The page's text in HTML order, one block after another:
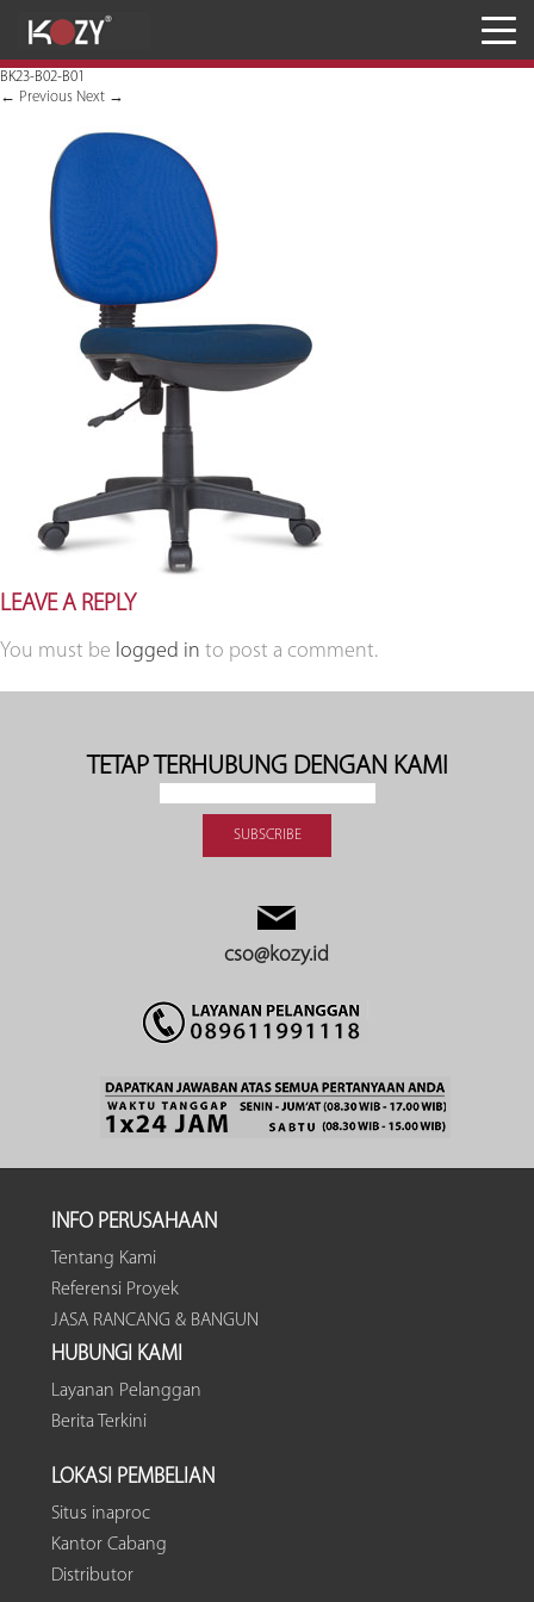
BK23-B02-B01
← Previous Next →
LEAVE A REPLY
You must be logged in to post a comment.
TETAP TERHUBUNG DENGAN KAMI
cso@kozy.id
INFO PERUSAHAAN
Tentang Kami
Referensi Proyek
JASA RANCANG & BANGUN
HUBUNGI KAMI
Layanan Pelanggan
Berita Terkini
LOKASI PEMBELIAN
Situs inaproc
Kantor Cabang
Distributor
Penyimpanan
JASA RANCANG & BANGUN
Inaproc Site